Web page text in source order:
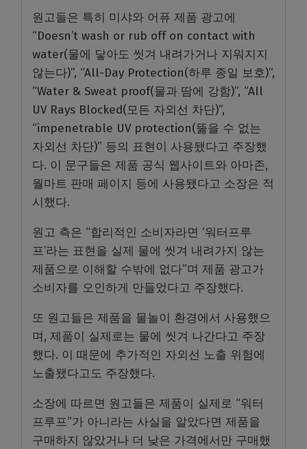
원고들은 특히 미샤와 어퓨 제품 광고에
“Doesn’t wash or rub off on contact with
water(물에 닿아도 씻겨 내려가거나 지워지지
않는다)”, “All-Day Protection(하루 종일 보호)”,
“Water & Sweat proof(물과 땀에 강함)”, “All
UV Rays Blocked(모든 자외선 차단)”,
“impenetrable UV protection(뚫을 수 없는
자외선 차단)” 등의 표현이 사용됐다고 주장했
다. 이 문구들은 제품 공식 웹사이트와 아마존,
월마트 판매 페이지 등에 사용됐다고 소장은 적
시했다.
원고 측은 “합리적인 소비자라면 ‘워터프루
프’라는 표현을 실제 물에 씻겨 내려가지 않는
제품으로 이해할 수밖에 없다”며 제품 광고가
소비자를 오인하게 만들었다고 주장했다.
또 원고들은 제품을 물놀이 환경에서 사용했으
며, 제품이 실제로는 물에 씻겨 나간다고 주장
했다. 이 때문에 추가적인 자외선 노출 위험에
노출됐다고도 주장했다.
소장에 따르면 원고들은 제품이 실제로 “워터
프루프”가 아니라는 사실을 알았다면 제품을
구매하지 않았거나 더 낮은 가격에서만 구매했